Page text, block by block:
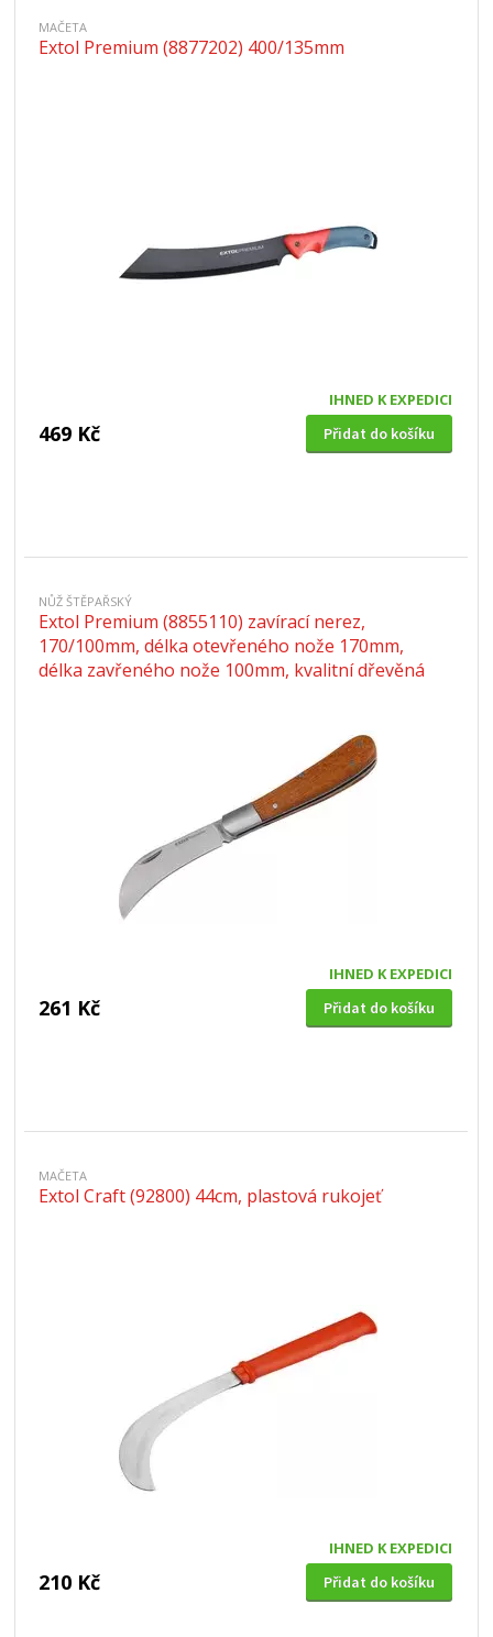
MAČETA
Extol Premium (8877202) 400/135mm
IHNED K EXPEDICI
469 Kč Přidat do košíku
NŮŽ ŠTĚPAŘSKÝ
Extol Premium (8855110) zavírací nerez,
170/100mm, délka otevřeného nože 170mm,
délka zavřeného nože 100mm, kvalitní dřevěná
IHNED K EXPEDICI
261 Kč Přidat do košíku
MAČETA
Extol Craft (92800) 44cm, plastová rukojeť
IHNED K EXPEDICI
210 Kč Přidat do košíku